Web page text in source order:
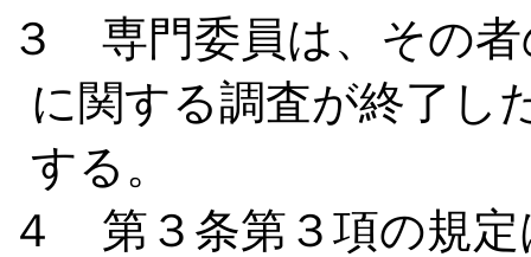
３ 専門委員は、その者
に関する調査が終了し
する。
４ 第３条第３項の規定